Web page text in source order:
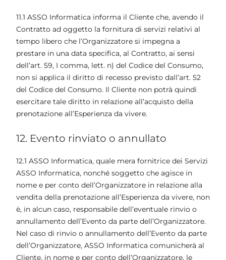
11.1 ASSO Informatica informa il Cliente che, avendo il
Contratto ad oggetto la fornitura di servizi relativi al
tempo libero che l’Organizzatore si impegna a
prestare in una data specifica, al Contratto, ai sensi
dell’art. 59, I comma, lett. n) del Codice del Consumo,
non si applica il diritto di recesso previsto dall’art. 52
del Codice del Consumo. Il Cliente non potrà quindi
esercitare tale diritto in relazione all’acquisto della
prenotazione all’Esperienza da vivere.
12. Evento rinviato o annullato
12.1 ASSO Informatica, quale mera fornitrice dei Servizi
ASSO Informatica, nonché soggetto che agisce in
nome e per conto dell’Organizzatore in relazione alla
vendita della prenotazione all’Esperienza da vivere, non
è, in alcun caso, responsabile dell’eventuale rinvio o
annullamento dell’Evento da parte dell’Organizzatore.
Nel caso di rinvio o annullamento dell’Evento da parte
dell’Organizzatore, ASSO Informatica comunicherà al
Cliente, in nome e per conto dell’Organizzatore, le